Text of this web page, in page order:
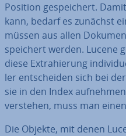
Position ge­spei­chert.
kann, bedarf es zunächst
müssen aus allen
spei­chert werden. Lucene
diese Ex­tra­hie­rung
ler ent­schei­den sich bei
sie in den Index
verstehen, muss man
Die Objekte, mit denen